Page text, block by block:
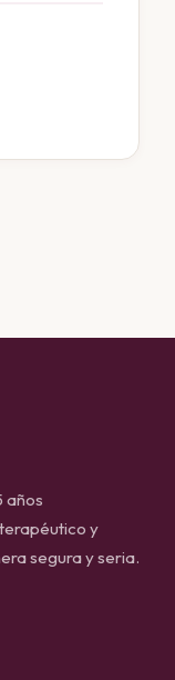
años
y
segura y seria.